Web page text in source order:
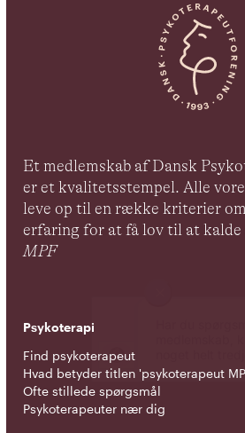
Et medlemskab af Dansk
er et kvalitetsstempel. Alle
leve op til en række kriterier
erfaring for at få lov til at kalde
MPF
Psykoterapi
Find psykoterapeut
Hvad betyder titlen 'psykoterapeut
Ofte stillede spørgsmål
Psykoterapeuter nær dig